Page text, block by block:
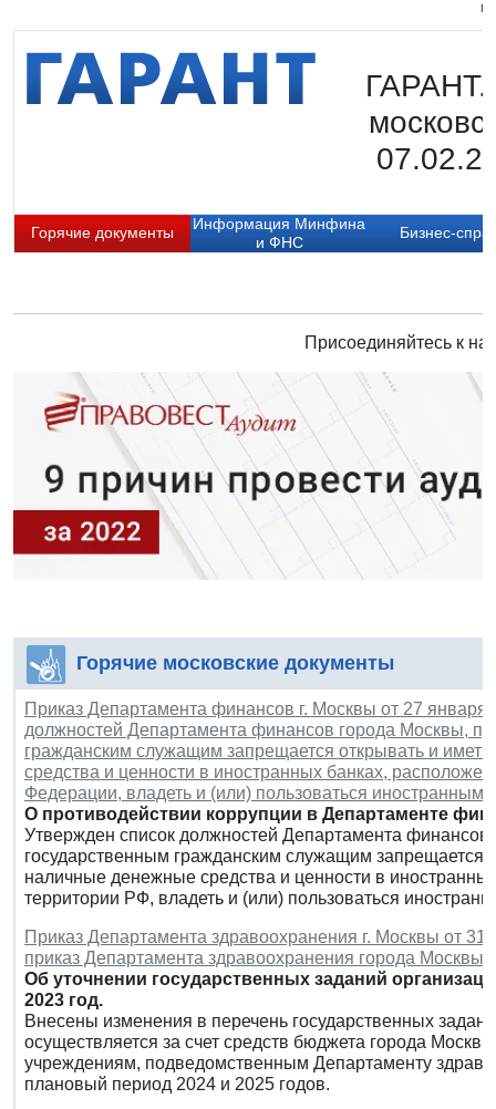
ГАРАНТ.
Горячие документы
Информация Минфина
и ФНС
Бизнес-
Присоединяйтесь к
Горячие московские документы
Приказ Департамента финансов г. Москвы от 27 января
должностей Департамента финансов города Москвы,
гражданским служащим запрещается открывать и
средства и ценности в иностранных банках,
Федерации, владеть и (или) пользоваться
О противодействии коррупции в Департаменте
Утвержден список должностей Департамента
государственным гражданским служащим запрещается
наличные денежные средства и ценности в
территории РФ, владеть и (или) пользоваться
Приказ Департамента здравоохранения г. Москвы от
приказ Департамента здравоохранения города Москвы
Об уточнении государственных заданий
2023 год.
Внесены изменения в перечень государственных
осуществляется за счет средств бюджета города
учреждениям, подведомственным Департаменту
плановый период 2024 и 2025 годов.